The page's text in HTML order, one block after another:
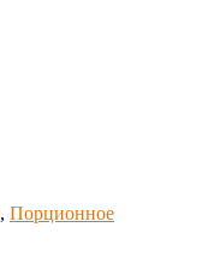
, Порционное